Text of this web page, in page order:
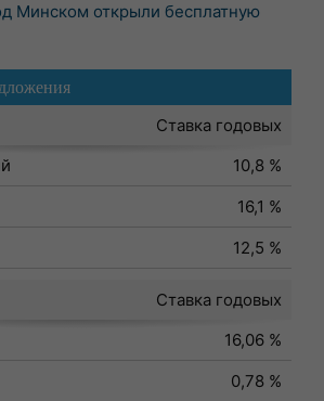
Минском открыли бесплатную
Ставка годовых
10,8 %
16,1 %
12,5 %
Ставка годовых
16,06 %
0,78 %